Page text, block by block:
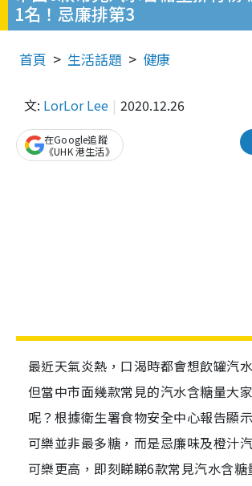
1名！忌廉排第3
首頁 生活話題 健康
文: LorLor Lee 2020.12.26
在Google追蹤
《UHK 港生活》
最近天氣炎熱，口渴時都會想飲罐汽
但當中市面幾款常見的汽水含糖量大
呢？根據衛生署食物安全中心報告顯
可樂並非最多糖，而是忌廉味及橙汁
可樂更高，即刻睇睇6款常見汽水含糖